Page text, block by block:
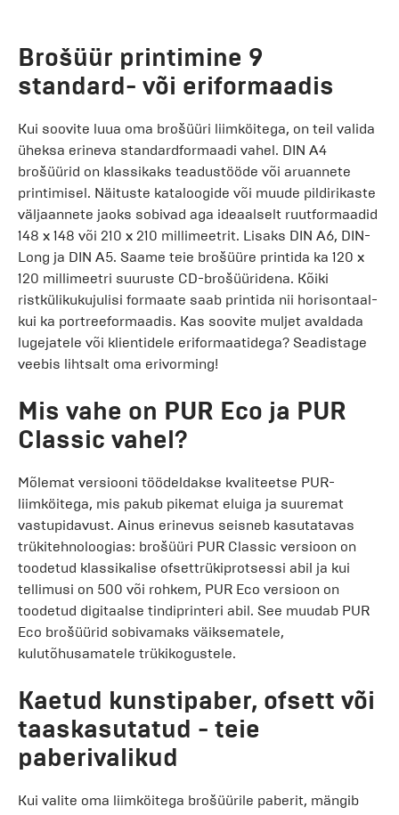
Brošüür printimine 9
standard- või eriformaadis
Kui soovite luua oma brošüüri liimköitega, on teil valida
üheksa erineva standardformaadi vahel. DIN A4
brošüürid on klassikaks teadustööde või aruannete
printimisel. Näituste kataloogide või muude pildirikaste
väljaannete jaoks sobivad aga ideaalselt ruutformaadid
148 x 148 või 210 x 210 millimeetrit. Lisaks DIN A6, DIN-
Long ja DIN A5. Saame teie brošüüre printida ka 120 x
120 millimeetri suuruste CD-brošüüridena. Kõiki
ristkülikukujulisi formaate saab printida nii horisontaal-
kui ka portreeformaadis. Kas soovite muljet avaldada
lugejatele või klientidele eriformaatidega? Seadistage
veebis lihtsalt oma erivorming!
Mis vahe on PUR Eco ja PUR
Classic vahel?
Mõlemat versiooni töödeldakse kvaliteetse PUR-
liimköitega, mis pakub pikemat eluiga ja suuremat
vastupidavust. Ainus erinevus seisneb kasutatavas
trükitehnoloogias: brošüüri PUR Classic versioon on
toodetud klassikalise ofsettrükiprotsessi abil ja kui
tellimusi on 500 või rohkem, PUR Eco versioon on
toodetud digitaalse tindiprinteri abil. See muudab PUR
Eco brošüürid sobivamaks väiksematele,
kulutõhusamatele trükikogustele.
Kaetud kunstipaber, ofsett või
taaskasutatud - teie
paberivalikud
Kui valite oma liimköitega brošüürile paberit, mängib